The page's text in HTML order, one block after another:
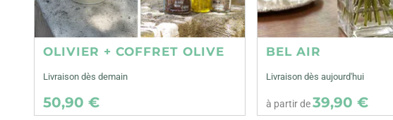
OLIVIER + COFFRET OLIVE
Livraison dès demain
50,90 €
BEL AIR
Livraison dès aujourd'hui
à partir de39,90 €